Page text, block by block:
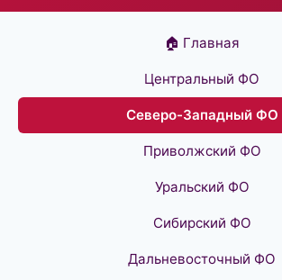
🏠 Главная
Центральный ФО
Северо-Западный ФО
Приволжский ФО
Уральский ФО
Сибирский ФО
Дальневосточный ФО